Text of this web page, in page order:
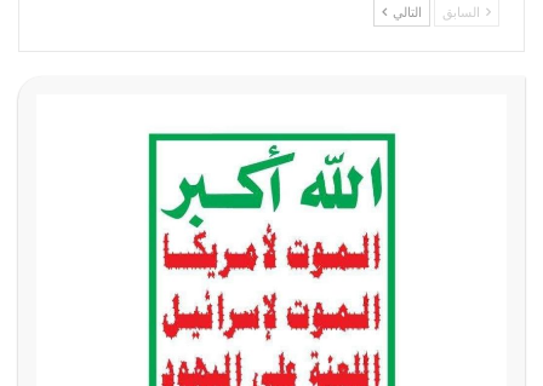
السابق التالي